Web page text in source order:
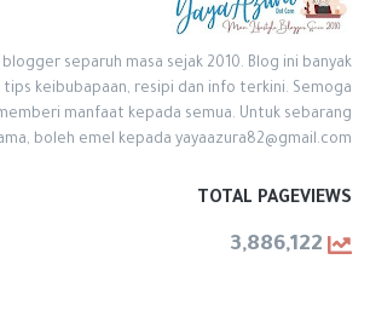
blogger separuh masa sejak 2010. Blog ini banyak
keibubapaan, resipi dan info terkini. Semoga
manfaat kepada semua. Untuk sebarang
boleh emel kepada yayaazura82@gmail.com
TOTAL PAGEVIEWS
3,886,122